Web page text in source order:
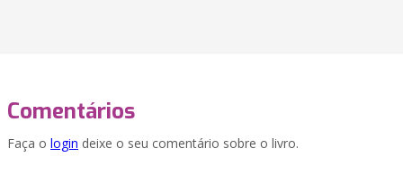
Comentários
Faça o login deixe o seu comentário sobre o livro.